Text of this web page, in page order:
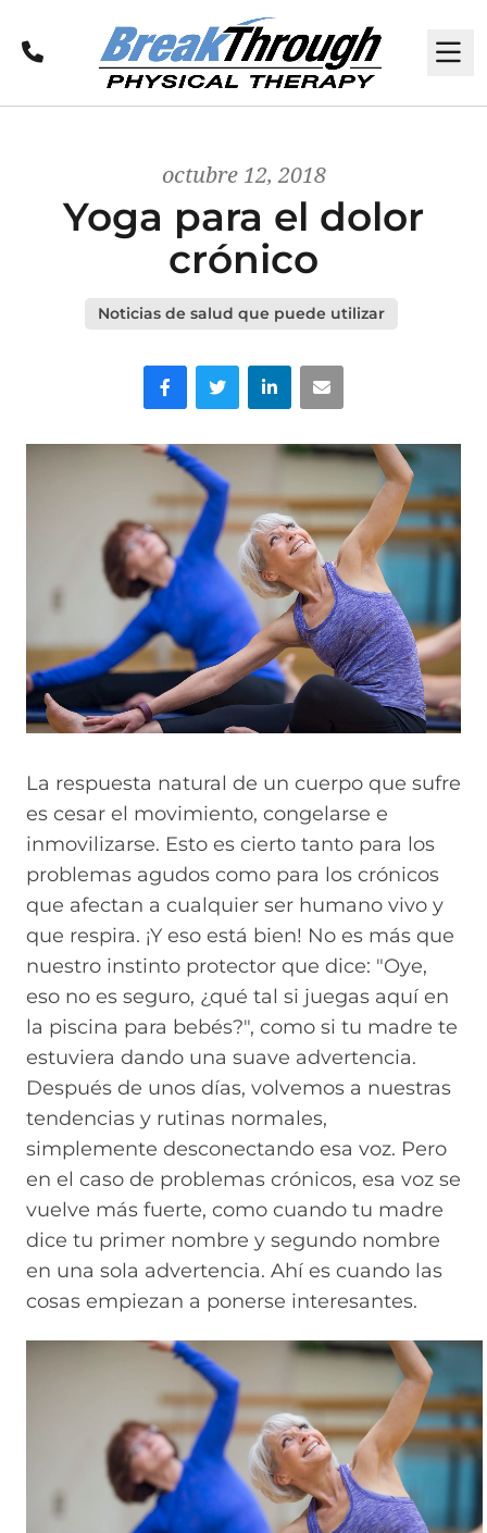
Llamar
octubre 12, 2018
Yoga para el dolor
crónico
Noticias de salud que puede utilizar
FacebookGorjeo LinkedIn
La respuesta natural de un cuerpo que sufre
es cesar el movimiento, congelarse e
inmovilizarse. Esto es cierto tanto para los
problemas agudos como para los crónicos
que afectan a cualquier ser humano vivo y
que respira. ¡Y eso está bien! No es más que
nuestro instinto protector que dice: "Oye,
eso no es seguro, ¿qué tal si juegas aquí en
la piscina para bebés?", como si tu madre te
estuviera dando una suave advertencia.
Después de unos días, volvemos a nuestras
tendencias y rutinas normales,
simplemente desconectando esa voz. Pero
en el caso de problemas crónicos, esa voz se
vuelve más fuerte, como cuando tu madre
dice tu primer nombre y segundo nombre
en una sola advertencia. Ahí es cuando las
cosas empiezan a ponerse interesantes.